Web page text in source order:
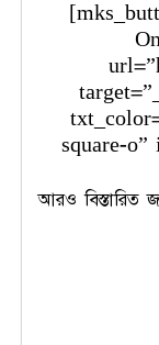
square-o”
আরও বিস্তারিত